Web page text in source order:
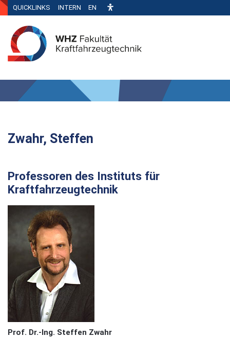
QUICKLINKS INTERN EN
Zwahr, Steffen
Professoren des Instituts für
Kraftfahrzeugtechnik
Prof. Dr.-Ing. Steffen Zwahr